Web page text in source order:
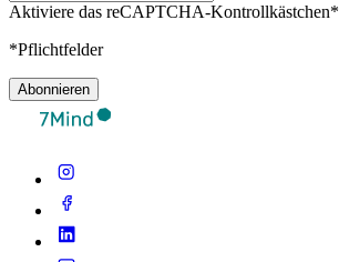
Aktiviere das reCAPTCHA-Kontrollkästchen*
*Pflichtfelder
Abonnieren